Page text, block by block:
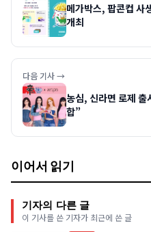
메가박스, 팝콘컵 사
개최
다음 기사 →
농심, 신라면 로제
합”
이어서 읽기
기자의 다른 글
이 기사를 쓴 기자가 최근에 쓴 글